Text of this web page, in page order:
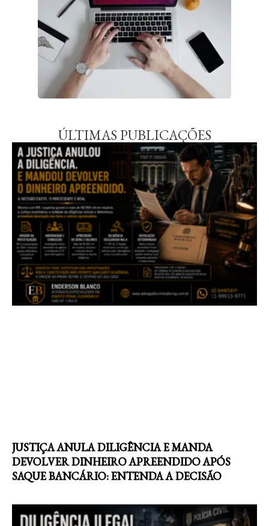
ÚLTIMAS PUBLICAÇÕES
JUSTIÇA ANULA DILIGÊNCIA E MANDA
DEVOLVER DINHEIRO APREENDIDO APÓS
SAQUE BANCÁRIO: ENTENDA A DECISÃO